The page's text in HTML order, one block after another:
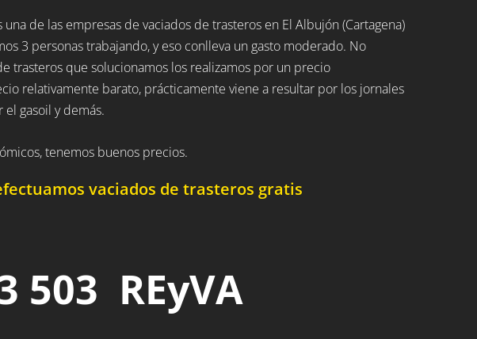
de las empresas de vaciados de trasteros en El Albujón (Cartagena)
3 personas trabajando, y eso conlleva un gasto moderado. No
trasteros que solucionamos los realizamos por un precio
relativamente barato, prácticamente viene a resultar por los jornales
gasoil y demás.
tenemos buenos precios.
vaciados de trasteros gratis
503 REyVA